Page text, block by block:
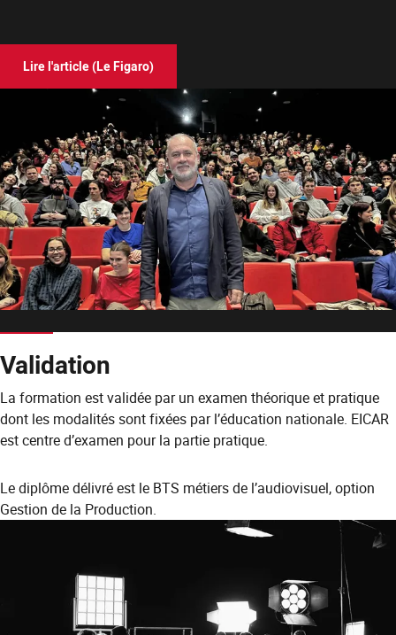
Lire l'article (Le Figaro)
Validation
La formation est validée par un examen théorique et pratique
dont les modalités sont fixées par l’éducation nationale. EICAR
est centre d’examen pour la partie pratique.
Le diplôme délivré est le BTS métiers de l’audiovisuel, option
Gestion de la Production.